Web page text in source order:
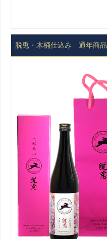
脱兎・木桶仕込み 通年商品